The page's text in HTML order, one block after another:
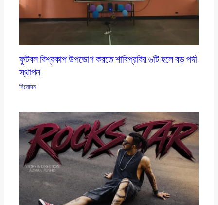
ফুটবল বিশ্বকাপ উপভোগ করতে শাবিপ্রবির ৬টি হলে বড় পর্দা
স্থাপন
বিনোদন